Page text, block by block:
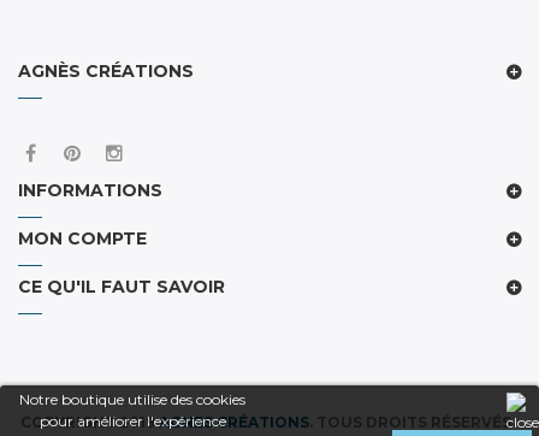
Notre boutique utilise des cookies
pour améliorer l'expérience
AGNÈS CRÉATIONS
INFORMATIONS
MON COMPTE
CE QU'IL FAUT SAVOIR
COPYRIGHT 2019AGNES CRÉATIONS. TOUS DROITS RÉSERVÉS.